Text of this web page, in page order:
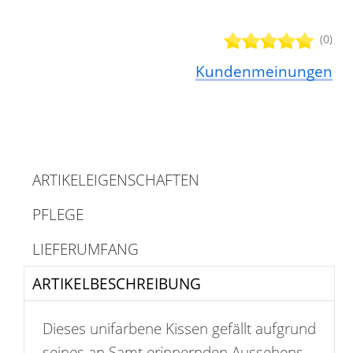
(0)
Kundenmeinungen
ARTIKELBESCHREIBUNG
ARTIKELEIGENSCHAFTEN
PFLEGE
LIEFERUMFANG
Dieses unifarbene Kissen gefällt aufgrund